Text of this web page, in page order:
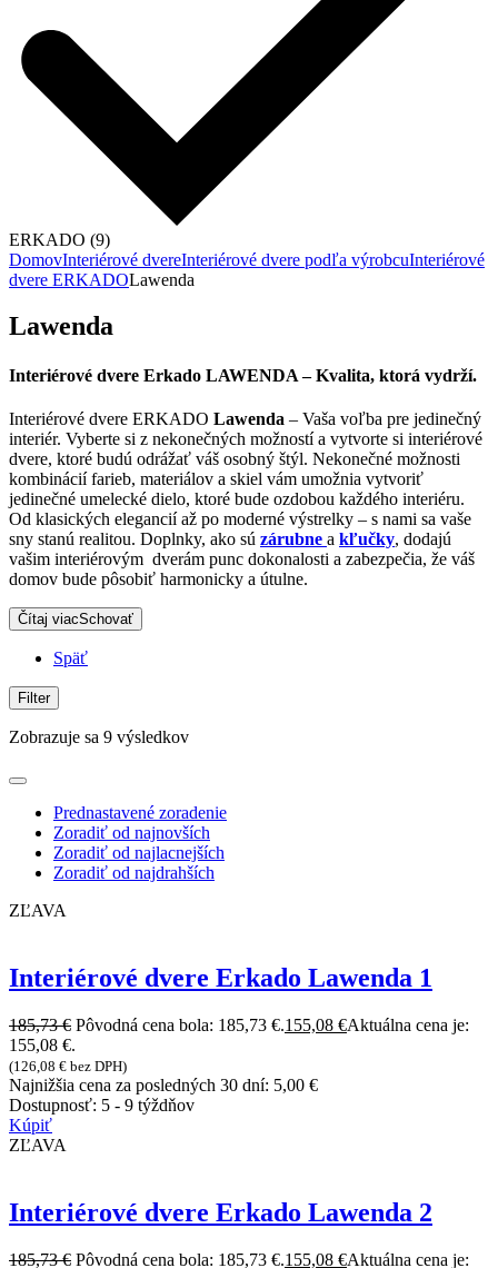
ERKADO (9)
DomovInteriérové dvereInteriérové dvere podľa výrobcuInteriérové
dvere ERKADOLawenda
Lawenda
Interiérové dvere Erkado LAWENDA – Kvalita, ktorá vydrží.
Interiérové dvere ERKADO Lawenda – Vaša voľba pre jedinečný
interiér. Vyberte si z nekonečných možností a vytvorte si interiérové
dvere, ktoré budú odrážať váš osobný štýl. Nekonečné možnosti
kombinácií farieb, materiálov a skiel vám umožnia vytvoriť
jedinečné umelecké dielo, ktoré bude ozdobou každého interiéru.
Od klasických elegancií až po moderné výstrelky – s nami sa vaše
sny stanú realitou. Doplnky, ako sú zárubne a kľučky, dodajú
vašim interiérovým dverám punc dokonalosti a zabezpečia, že váš
domov bude pôsobiť harmonicky a útulne.
Čítaj viacSchovať
Späť
Filter
Zobrazuje sa 9 výsledkov
Prednastavené zoradenie
Zoradiť od najnovších
Zoradiť od najlacnejších
Zoradiť od najdrahších
ZĽAVA
Interiérové dvere Erkado Lawenda 1
185,73€ Pôvodná cena bola: 185,73 €.155,08 €Aktuálna cena je:
155,08 €.
(126,08 € bez DPH)
Najnižšia cena za posledných 30 dní: 5,00 €
Dostupnosť: 5 - 9 týždňov
Kúpiť
ZĽAVA
Interiérové dvere Erkado Lawenda 2
185,73€ Pôvodná cena bola: 185,73 €.155,08 €Aktuálna cena je: